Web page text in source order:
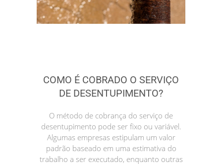
COMO É COBRADO O SERVIÇO
DE DESENTUPIMENTO?
O método de cobrança do serviço de
desentupimento pode ser fixo ou variável.
Algumas empresas estipulam um valor
padrão baseado em uma estimativa do
trabalho a ser executado, enquanto outras